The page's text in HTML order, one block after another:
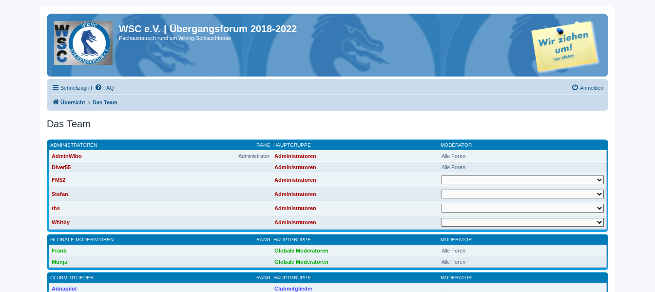
WSC e.V. | Übergangsforum 2018-2022
Fachaustausch rund um Wiking-Schlauchboote
Schnellzugriff FAQ Anmelden
Übersicht Das Team
Das Team
RANG
ADMINISTRATOREN HAUPTGRUPPE MODERATOR
Administrator
AdminWibo Administratoren
Alle Foren
Diver55
Administratoren Alle Foren
FM52 Administratoren
Stefan Administratoren
ths Administratoren
Whitby Administratoren
RANG
GLOBALE MODERATOREN HAUPTGRUPPE MODERATOR
Frank Globale Moderatoren
Alle Foren
Munja
Globale Moderatoren Alle Foren
RANG
CLUBMITGLIEDER HAUPTGRUPPE MODERATOR
Adriapilot Clubmitglieder
-